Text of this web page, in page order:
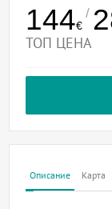
144€
/
ТОП ЦЕНА
Описание Карта